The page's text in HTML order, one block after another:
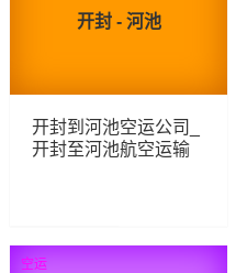
开封 - 河池
开封到河池空运公司_
开封至河池航空运输
134 查看详细
空运